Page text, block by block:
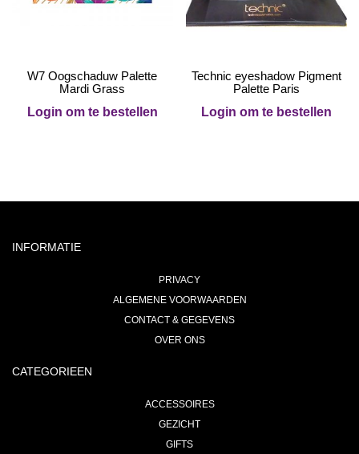
W7 Oogschaduw Palette
Mardi Grass
Login om te bestellen
Technic eyeshadow Pigment
Palette Paris
Login om te bestellen
INFORMATIE
PRIVACY
ALGEMENE VOORWAARDEN
CONTACT & GEGEVENS
OVER ONS
CATEGORIEEN
ACCESSOIRES
GEZICHT
GIFTS